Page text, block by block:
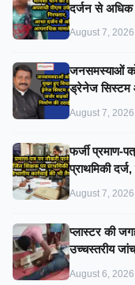
दर्जन से अधिक
August 7, 2026
जनसमस्याओं
ड्रेनेज सिस्टम
August 7, 2026
फर्जी प्रमाण-
प्राथमिकी दर्ज,
August 7, 2026
प्लास्टर की
उच्चस्तरीय जांच
August 6, 2026